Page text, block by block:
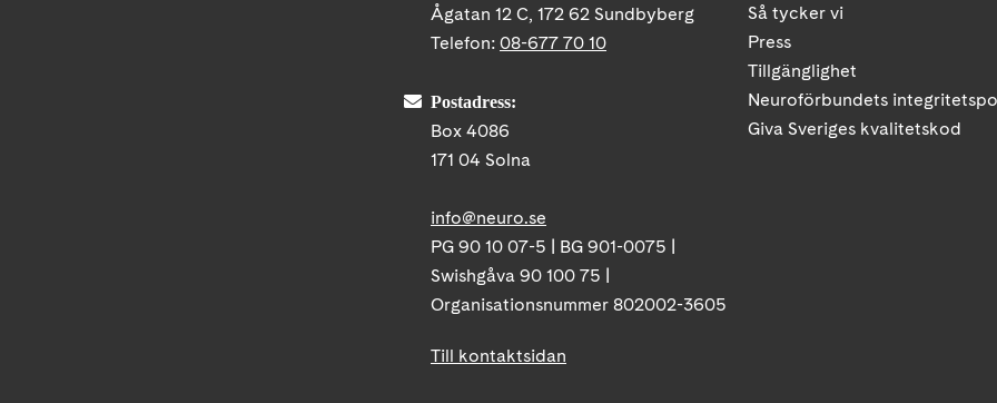
Ågatan 12 C, 172 62 Sundbyberg
Telefon: 08-677 70 10
Postadress:
Box 4086
171 04 Solna
info@neuro.se
PG 90 10 07-5 | BG 901-0075 |
Swishgåva 90 100 75 |
Organisationsnummer 802002-3605
Till kontaktsidan
Så tycker vi
Press
Tillgänglighet
Neuroförbundets
Giva Sveriges kvalitetskod